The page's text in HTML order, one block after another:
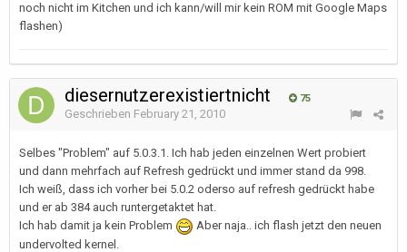
noch nicht im Kitchen und ich kann/will mir kein ROM mit Google Maps
flashen)
diesernutzerexistiertnicht 75
Geschrieben February 21, 2010
Selbes "Problem" auf 5.0.3.1. Ich hab jeden einzelnen Wert probiert
und dann mehrfach auf Refresh gedrückt und immer stand da 998.
Ich weiß, dass ich vorher bei 5.0.2 oderso auf refresh gedrückt habe
und er ab 384 auch runtergetaktet hat.
Ich hab damit ja kein Problem
Aber naja.. ich flash jetzt den neuen
undervolted kernel.